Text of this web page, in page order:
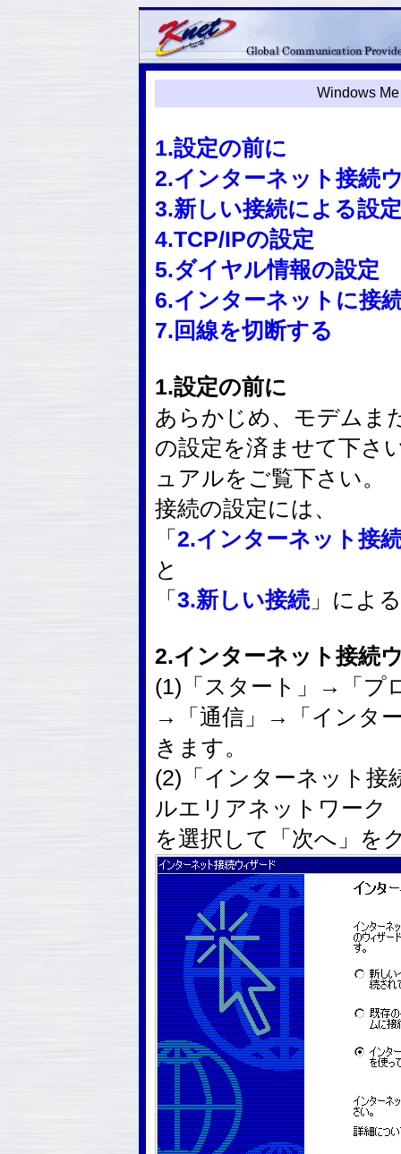
Windows
1.設定の前に
2.インターネット接続
3.新しい接続による設定
4.TCP/IPの設定
5.ダイヤル情報の設定
6.インターネットに接
7.回線を切断する
1.設定の前に
あらかじめ、モデムま
の設定を済ませて下さ
ュアルをご覧下さい。
接続の設定には、
「 2.インターネット接
と
「 3.新しい接続」によ
2.インターネット接続
(1)「スタート」→「プ
→「通信」→「インタ
きます。
(2)「インターネット接
ルエリアネットワーク
を選択して「次へ」を